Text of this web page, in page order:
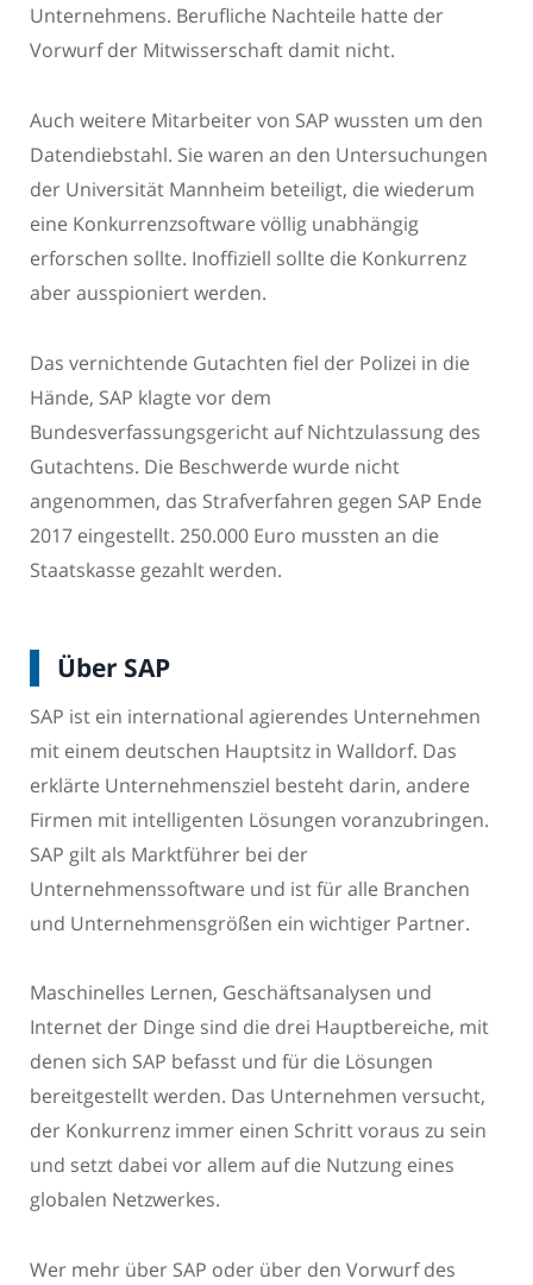
Unternehmens. Berufliche Nachteile hatte der
Vorwurf der Mitwisserschaft damit nicht.
Auch weitere Mitarbeiter von SAP wussten um den
Datendiebstahl. Sie waren an den Untersuchungen
der Universität Mannheim beteiligt, die wiederum
eine Konkurrenzsoftware völlig unabhängig
erforschen sollte. Inoffiziell sollte die Konkurrenz
aber ausspioniert werden.
Das vernichtende Gutachten fiel der Polizei in die
Hände, SAP klagte vor dem
Bundesverfassungsgericht auf Nichtzulassung des
Gutachtens. Die Beschwerde wurde nicht
angenommen, das Strafverfahren gegen SAP Ende
2017 eingestellt. 250.000 Euro mussten an die
Staatskasse gezahlt werden.
Über SAP
SAP ist ein international agierendes Unternehmen
mit einem deutschen Hauptsitz in Walldorf. Das
erklärte Unternehmensziel besteht darin, andere
Firmen mit intelligenten Lösungen voranzubringen.
SAP gilt als Marktführer bei der
Unternehmenssoftware und ist für alle Branchen
und Unternehmensgrößen ein wichtiger Partner.
Maschinelles Lernen, Geschäftsanalysen und
Internet der Dinge sind die drei Hauptbereiche, mit
denen sich SAP befasst und für die Lösungen
bereitgestellt werden. Das Unternehmen versucht,
der Konkurrenz immer einen Schritt voraus zu sein
und setzt dabei vor allem auf die Nutzung eines
globalen Netzwerkes.
Wer mehr über SAP oder über den Vorwurf des